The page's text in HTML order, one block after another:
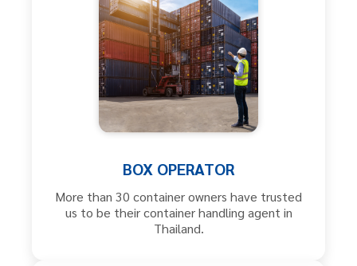
BOX OPERATOR
More than 30 container owners have trusted
us to be their container handling agent in
Thailand.